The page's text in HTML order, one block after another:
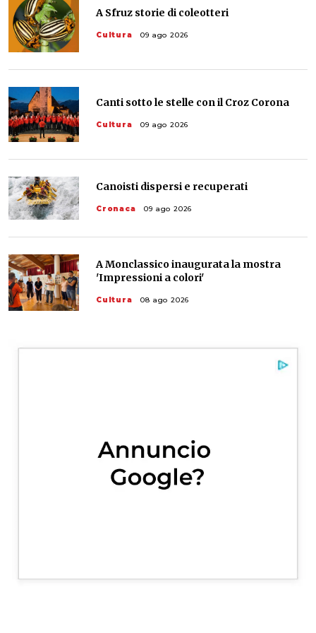
A Sfruz storie di coleotteri
Cultura 09 ago 2026
Canti sotto le stelle con il Croz Corona
Cultura 09 ago 2026
Canoisti dispersi e recuperati
Cronaca 09 ago 2026
A Monclassico inaugurata la mostra
'Impressioni a colori'
Cultura 08 ago 2026